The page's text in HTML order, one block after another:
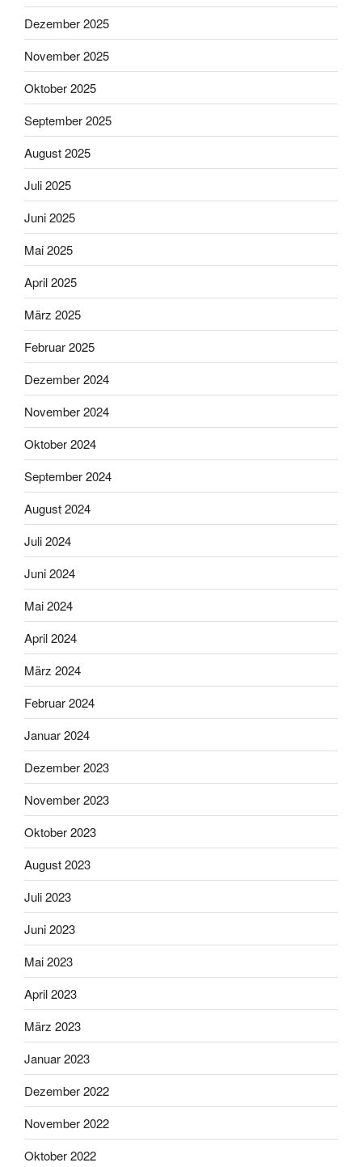
Dezember 2025
November 2025
Oktober 2025
September 2025
August 2025
Juli 2025
Juni 2025
Mai 2025
April 2025
März 2025
Februar 2025
Dezember 2024
November 2024
Oktober 2024
September 2024
August 2024
Juli 2024
Juni 2024
Mai 2024
April 2024
März 2024
Februar 2024
Januar 2024
Dezember 2023
November 2023
Oktober 2023
August 2023
Juli 2023
Juni 2023
Mai 2023
April 2023
März 2023
Januar 2023
Dezember 2022
November 2022
Oktober 2022